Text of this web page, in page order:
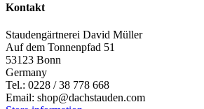
Kontakt
Staudengärtnerei David Müller
Auf dem Tonnenpfad 51
53123 Bonn
Germany
Tel.: 0228 / 38 778 668
Email: shop@dachstauden.com